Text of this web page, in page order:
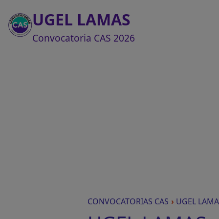
UGEL LAMAS
Convocatoria CAS 2026
CONVOCATORIAS CAS › UGEL